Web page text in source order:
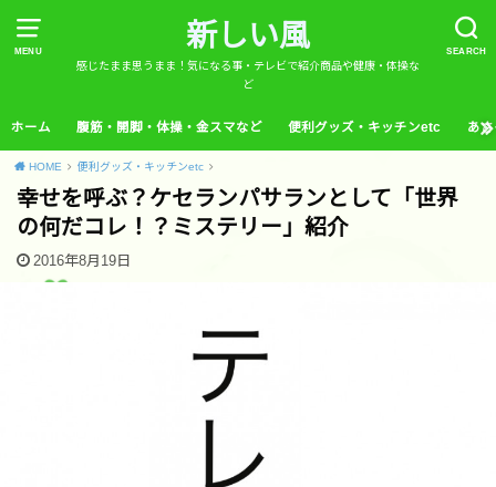
MENU SEARCH
新しい風
感じたまま思うまま！気になる事・テレビで紹介商品や健康・体操な
ど
ホーム 腹筋・開脚・体操・金スマなど 便利グッズ・キッチンetc あ
HOME 便利グッズ・キッチンetc
幸せを呼ぶ？ケセランパサランとして「世界
の何だコレ！？ミステリー」紹介
2016年8月19日